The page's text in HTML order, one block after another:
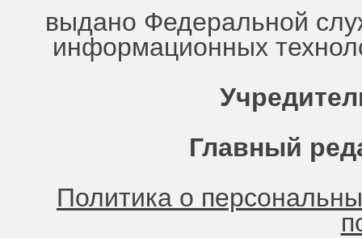
выдано Федеральной
информационных
Главный
Политика о